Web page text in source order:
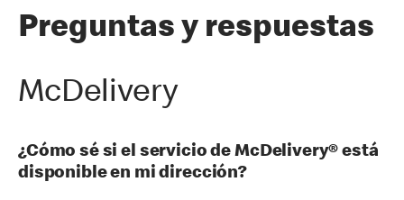
Preguntas y respuestas
McDelivery
¿Cómo sé si el servicio de McDelivery® está
disponible en mi dirección?